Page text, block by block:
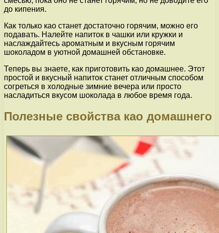
до кипения.
Как только као станет достаточно горячим, можно его
подавать. Налейте напиток в чашки или кружки и
наслаждайтесь ароматным и вкусным горячим
шоколадом в уютной домашней обстановке.
Теперь вы знаете, как приготовить као домашнее. Этот
простой и вкусный напиток станет отличным способом
согреться в холодные зимние вечера или просто
насладиться вкусом шоколада в любое время года.
Полезные свойства као домашнего